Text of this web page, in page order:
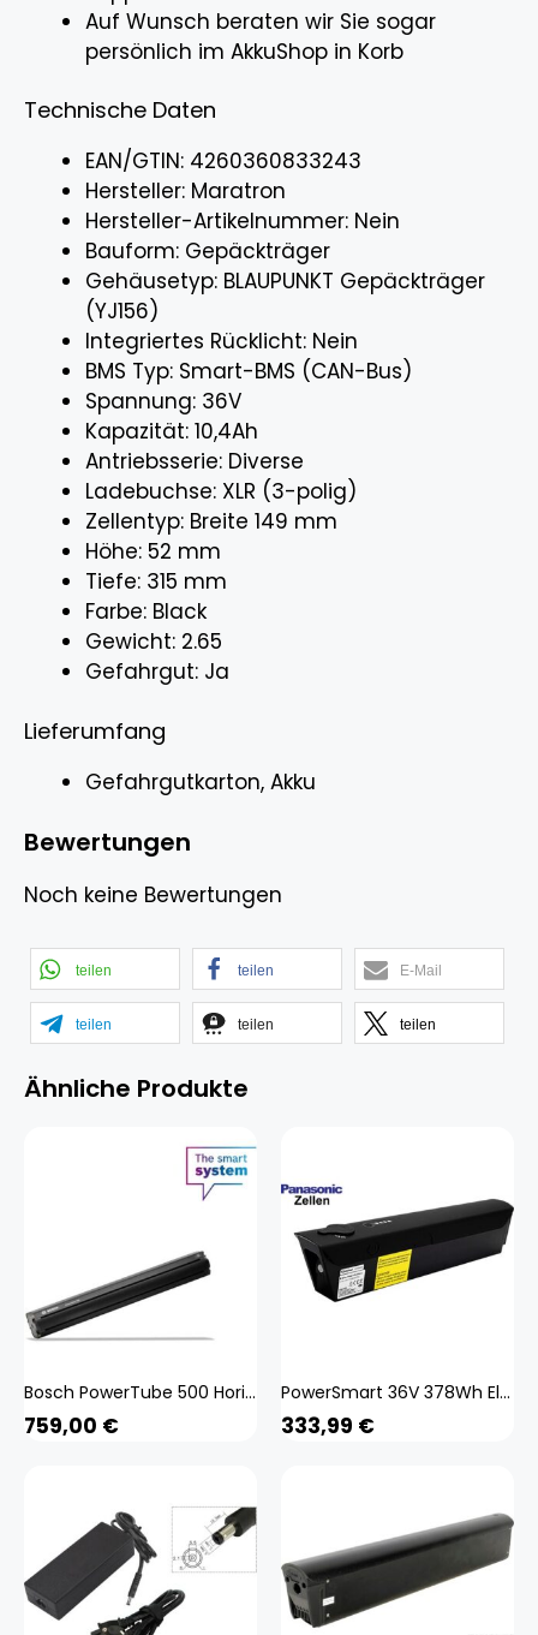
Auf Wunsch beraten wir Sie sogar
persönlich im AkkuShop in Korb
Technische Daten
EAN/GTIN: 4260360833243
Hersteller: Maratron
Hersteller-Artikelnummer: Nein
Bauform: Gepäckträger
Gehäusetyp: BLAUPUNKT Gepäckträger
(YJ156)
Integriertes Rücklicht: Nein
BMS Typ: Smart-BMS (CAN-Bus)
Spannung: 36V
Kapazität: 10,4Ah
Antriebsserie: Diverse
Ladebuchse: XLR (3-polig)
Zellentyp: Breite 149 mm
Höhe: 52 mm
Tiefe: 315 mm
Farbe: Black
Gewicht: 2.65
Gefahrgut: Ja
Lieferumfang
Gefahrgutkarton, Akku
Bewertungen
Noch keine Bewertungen
teilen teilen E-Mail
teilen teilen teilen
Ähnliche Produkte
Bosch PowerTube 500 Horizontal eBike-Akku (Smart System)
759,00 €
PowerSmart 36V 378Wh Electric Bike eBike Akku für stonefly Think Green
333,99 €